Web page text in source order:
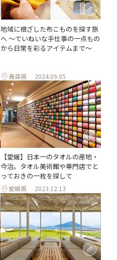
地域に根ざした布こものを探す旅
へ 〜ていねいな手仕事の一点もの
から日常を彩るアイテムまで〜
青森県 2024.09.05
【愛媛】日本一のタオルの産地・
今治。タオル美術館や専門店でと
っておきの一枚を探して
愛媛県 2023.12.13